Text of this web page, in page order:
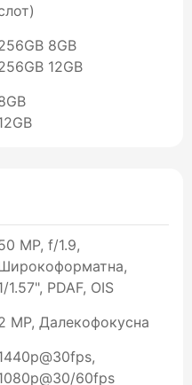
8GB
12GB
MP, f/1.9,
1.57", PDAF, OIS
MP, Далекофокусна
60fps